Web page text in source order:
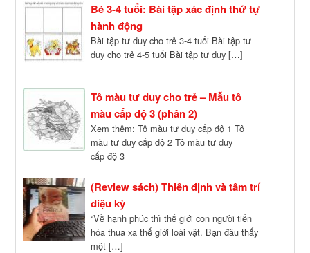
Bé 3-4 tuổi: Bài tập xác định thứ tự
hành động
Bài tập tư duy cho trẻ 3-4 tuổi Bài tập tư
duy cho trẻ 4-5 tuổi Bài tập tư duy […]
Tô màu tư duy cho trẻ – Mẫu tô
màu cấp độ 3 (phần 2)
Xem thêm: Tô màu tư duy cấp độ 1 Tô
màu tư duy cấp độ 2 Tô màu tư duy
cấp độ 3
(Review sách) Thiền định và tâm trí
diệu kỳ
“Về hạnh phúc thì thế giới con người tiến
hóa thua xa thế giới loài vật. Bạn đâu thấy
một […]